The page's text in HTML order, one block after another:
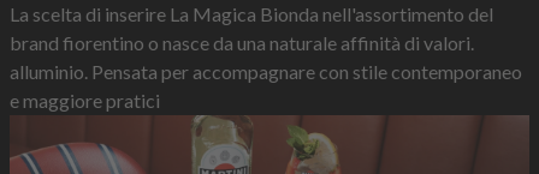
La scelta di inserire La Magica Bionda nell'assortimento del
brand fiorentino o nasce da una naturale affinità di valori.
alluminio. Pensata per accompagnare con stile contemporaneo
e maggiore pratici